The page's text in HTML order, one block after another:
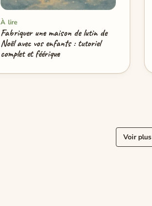
À lire
Fabriquer une maison de lutin de
Noël avec vos enfants : tutoriel
complet et féérique
Voir plus
2 3